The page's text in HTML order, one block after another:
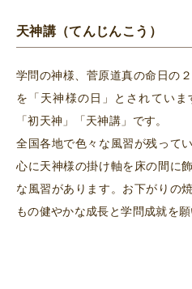
天神講（てんじんこう）
学問の神様、菅原道真の命日の
を「天神様の日」とされてい
「初天神」「天神講」です。
全国各地で色々な風習が残って
心に天神様の掛け軸を床の間に
な風習があります。お下がりの
もの健やかな成長と学問成就を願